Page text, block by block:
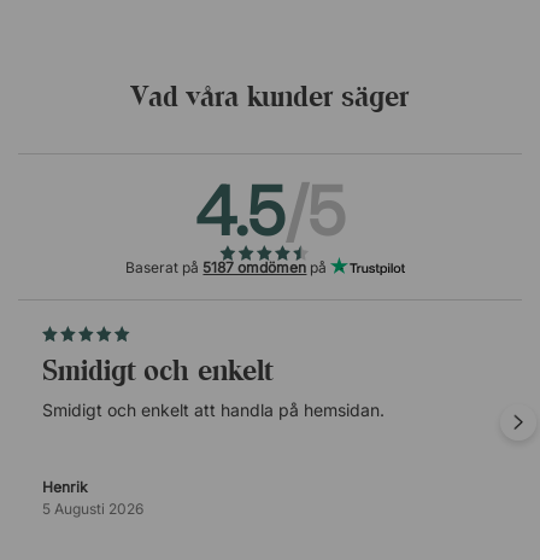
Vad våra kunder säger
4.5/5
Baserat på 5187 omdömen på
Smidigt och enkelt
Smidigt och enkelt att handla på hemsidan.
Henrik
5 Augusti 2026